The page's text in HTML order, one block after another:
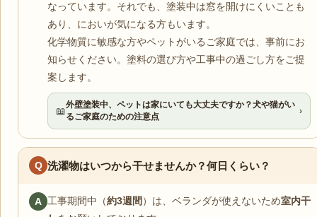
なっています。それでも、塗装中は窓を開けにくいことも
あり、においが気になる方もいます。
化学物質に敏感な方やペットがいるご家庭では、事前にお
知らせください。塗料の選び方や工事中の過ごし方をご提
案します。
📖
外壁塗装中、ペットは家にいても大丈夫ですか？犬や猫がい
るご家庭のための注意点
›
Q 洗濯物はいつから干せませんか？何日くらい？
A 工事期間中（約3週間 ）は、ベランダが使えないため室内干